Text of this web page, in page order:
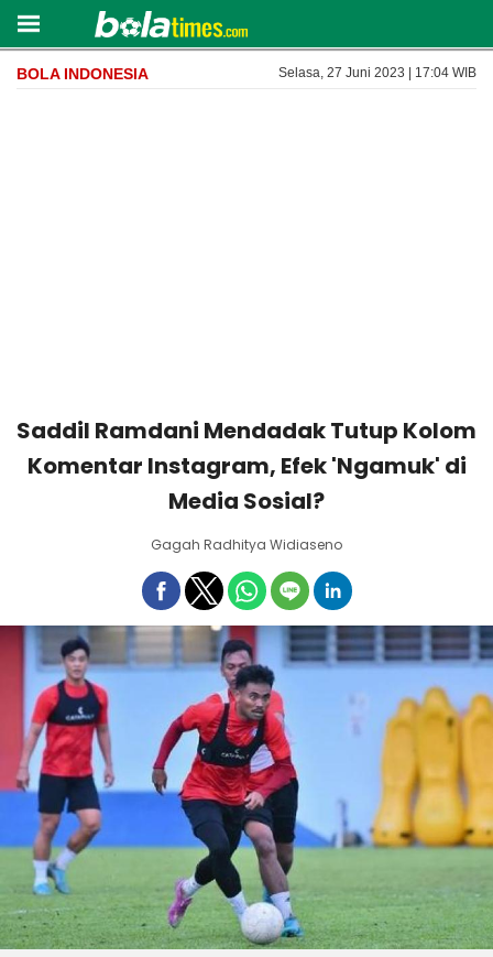
BOLA INDONESIA Selasa, 27 Juni 2023 | 17:04 WIB
Saddil Ramdani Mendadak Tutup Kolom
Komentar Instagram, Efek 'Ngamuk' di
Media Sosial?
Gagah Radhitya Widiaseno